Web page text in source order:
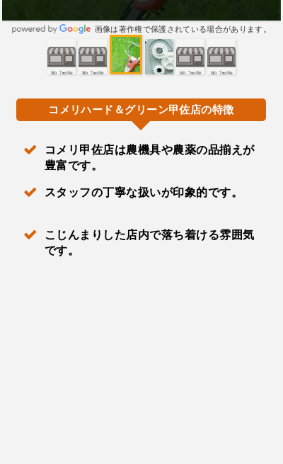
画像は著作権で保護されている場合があります。
コメリハード＆グリーン甲佐店の特徴
コメリ甲佐店は農機具や農薬の品揃えが
豊富です。
スタッフの丁寧な扱いが印象的です。
こじんまりした店内で落ち着ける雰囲気
です。